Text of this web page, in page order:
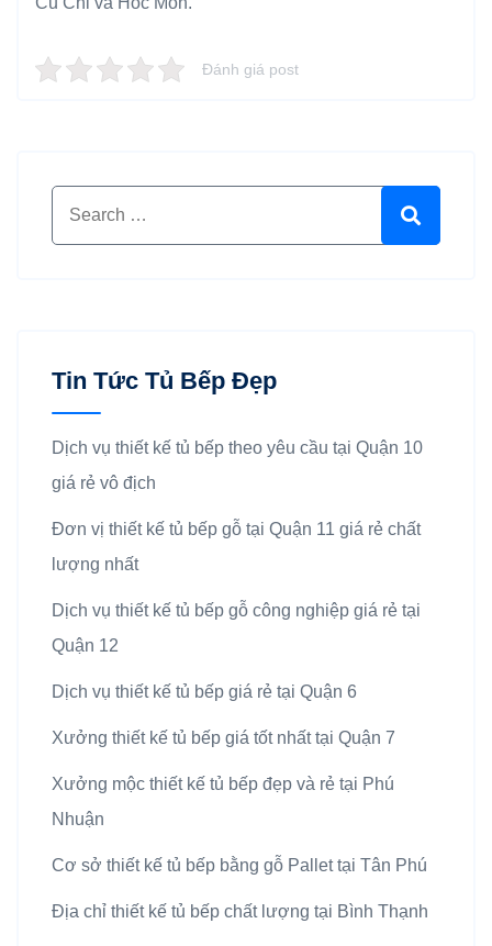
Đánh giá post
Tin Tức Tủ Bếp Đẹp
Dịch vụ thiết kế tủ bếp theo yêu cầu tại Quận 10
giá rẻ vô địch
Đơn vị thiết kế tủ bếp gỗ tại Quận 11 giá rẻ chất
lượng nhất
Dịch vụ thiết kế tủ bếp gỗ công nghiệp giá rẻ tại
Quận 12
Dịch vụ thiết kế tủ bếp giá rẻ tại Quận 6
Xưởng thiết kế tủ bếp giá tốt nhất tại Quận 7
Xưởng mộc thiết kế tủ bếp đẹp và rẻ tại Phú
Nhuận
Cơ sở thiết kế tủ bếp bằng gỗ Pallet tại Tân Phú
Địa chỉ thiết kế tủ bếp chất lượng tại Bình Thạnh